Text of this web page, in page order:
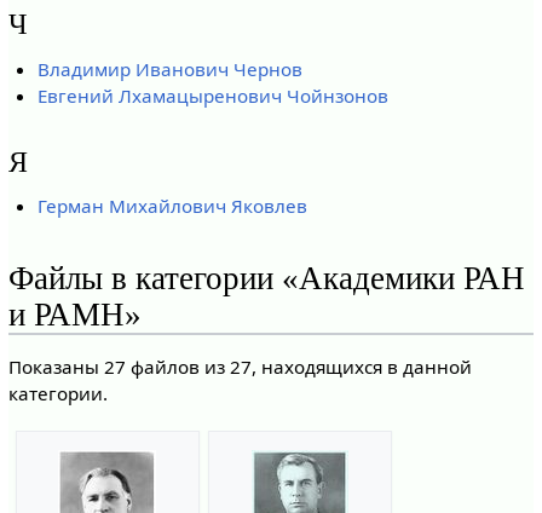
Ч
Владимир Иванович Чернов
Евгений Лхамацыренович Чойнзонов
Я
Герман Михайлович Яковлев
Файлы в категории «Академики РАН
и РАМН»
Показаны 27 файлов из 27, находящихся в данной
категории.